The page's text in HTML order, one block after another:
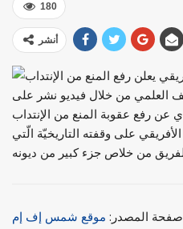
180
أنشر
العلمي من خلال فيديو نشر على
على وقفته التاريخيّة الّتي
صفحة المصدر: موقع شمس إف إم